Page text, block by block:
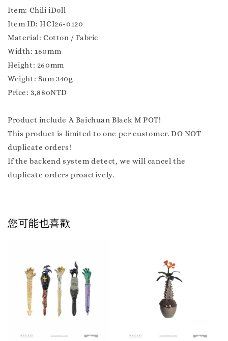
Item: Chili iDoll
Item ID: HCI26-0120
Material: Cotton / Fabric
Width: 160mm
Height: 260mm
Weight: Sum 340g
Price: 3,880NTD
Product include A Baichuan Black M POT!
This product is limited to one per customer. DO NOT
duplicate orders!
If the backend system detect, we will cancel the
duplicate orders proactively.
您可能也喜歡